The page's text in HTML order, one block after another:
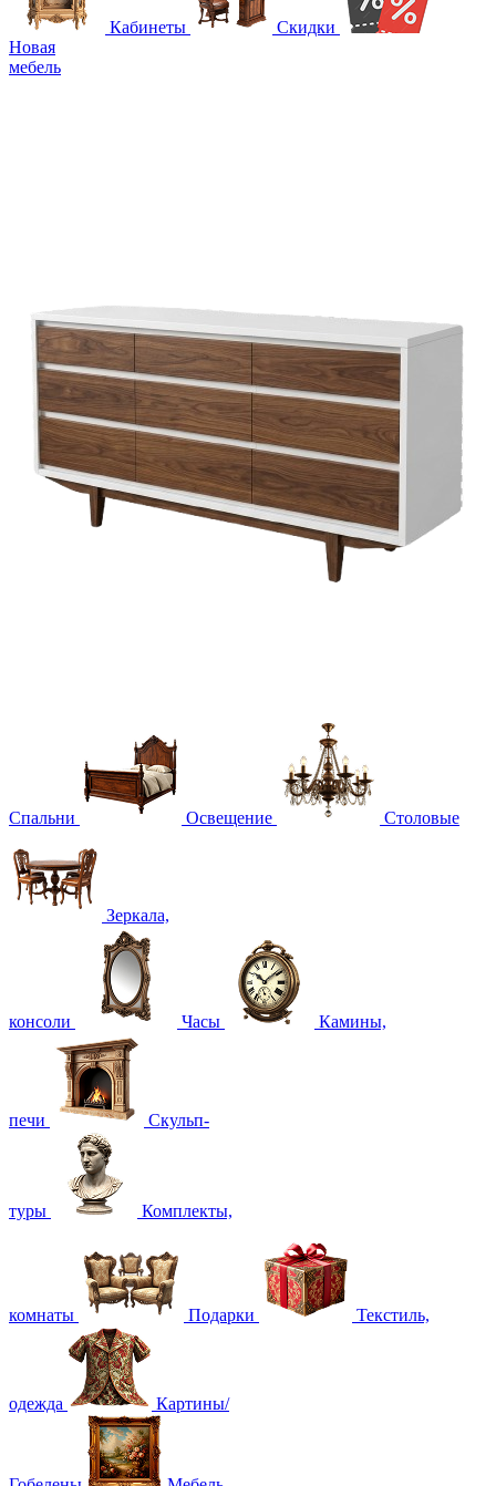
Кабинеты
Скидки
Новая
мебель
Спальни Освещение Столовые
Зеркала,
консоли Часы Камины,
печи Скульп-
туры Комплекты,
комнаты Подарки Текстиль,
одежда Картины/